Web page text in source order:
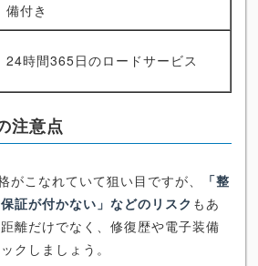
備付き
24時間365日のロードサービス
注意点
がこなれていて狙い目ですが、
「整
証が付かない」などのリスク もあ
離だけでなく、修復歴や電子装備
クしましょう。